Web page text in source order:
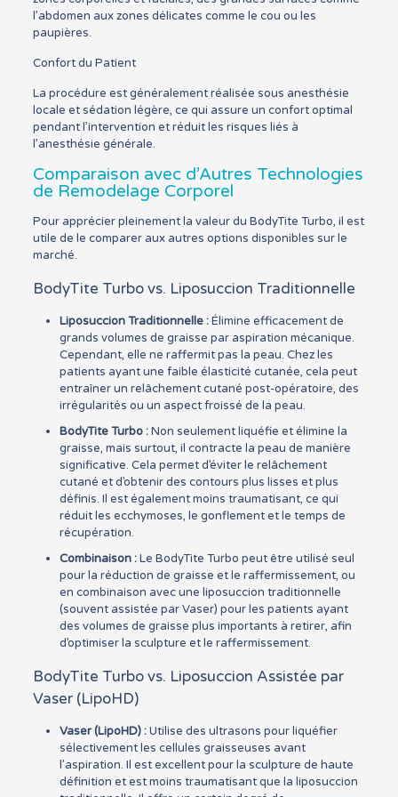
l’abdomen aux zones délicates comme le cou ou les
paupières.
Confort du Patient
La procédure est généralement réalisée sous anesthésie
locale et sédation légère, ce qui assure un confort optimal
pendant l’intervention et réduit les risques liés à
l’anesthésie générale.
Comparaison avec d’Autres Technologies
de Remodelage Corporel
Pour apprécier pleinement la valeur du BodyTite Turbo, il est
utile de le comparer aux autres options disponibles sur le
marché.
BodyTite Turbo vs. Liposuccion Traditionnelle
Liposuccion Traditionnelle :Élimine efficacement de
grands volumes de graisse par aspiration mécanique.
Cependant, elle ne raffermit pas la peau. Chez les
patients ayant une faible élasticité cutanée, cela peut
entraîner un relâchement cutané post-opératoire, des
irrégularités ou un aspect froissé de la peau.
BodyTite Turbo :Non seulement liquéfie et élimine la
graisse, mais surtout, il contracte la peau de manière
significative. Cela permet d’éviter le relâchement
cutané et d’obtenir des contours plus lisses et plus
définis. Il est également moins traumatisant, ce qui
réduit les ecchymoses, le gonflement et le temps de
récupération.
Combinaison :Le BodyTite Turbo peut être utilisé seul
pour la réduction de graisse et le raffermissement, ou
en combinaison avec une liposuccion traditionnelle
(souvent assistée par Vaser) pour les patients ayant
des volumes de graisse plus importants à retirer, afin
d’optimiser la sculpture et le raffermissement.
BodyTite Turbo vs. Liposuccion Assistée par
Vaser (LipoHD)
Vaser (LipoHD) :Utilise des ultrasons pour liquéfier
sélectivement les cellules graisseuses avant
l’aspiration. Il est excellent pour la sculpture de haute
définition et est moins traumatisant que la liposuccion